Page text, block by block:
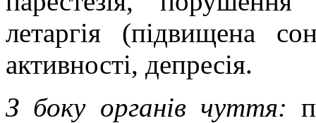
летаргія (підвищена
активності, депресія.
З боку органів чуття: